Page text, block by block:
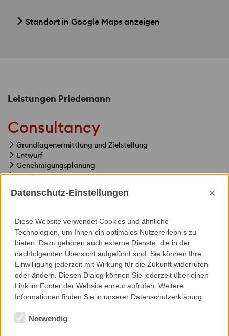
Standort in Google Maps anzeigen
Leistungen Priedemann
Consultancy
Grundlagenermittlung und Zielstellung
Entwurf
Genehmigungsplanung
Ausführungsplanung
Mitwirkung bei der Vergabe
Specials
Wartung, Reinigung, Fassadenzugang
Datenschutz-Einstellungen ×
Diese Website verwendet Cookies und ähnliche
Technologien, um Ihnen ein optimales Nutzererlebnis zu
bieten. Dazu gehören auch externe Dienste, die in der
nachfolgenden Übersicht aufgeführt sind. Sie können Ihre
Einwilligung jederzeit mit Wirkung für die Zukunft widerrufen
oder ändern. Diesen Dialog können Sie jederzeit über einen
Link im Footer der Website erneut aufrufen. Weitere
Informationen finden Sie in unserer Datenschutzerklärung.
Notwendig